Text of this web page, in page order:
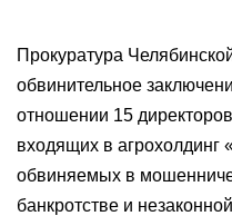
Прокуратура
обвинительное
отношении 15
входящих в
обвиняемых в
банкротстве и